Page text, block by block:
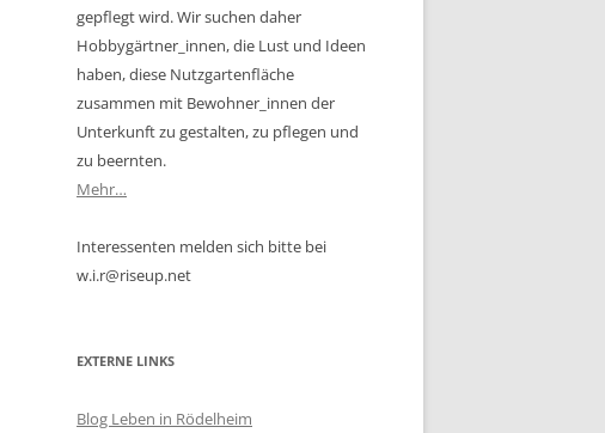
gepflegt wird. Wir suchen daher
Hobbygärtner_innen, die Lust und Ideen
haben, diese Nutzgartenfläche
zusammen mit Bewohner_innen der
Unterkunft zu gestalten, zu pflegen und
zu beernten.
Mehr…
Interessenten melden sich bitte bei
w.i.r@riseup.net
EXTERNE LINKS
Blog Leben in Rödelheim